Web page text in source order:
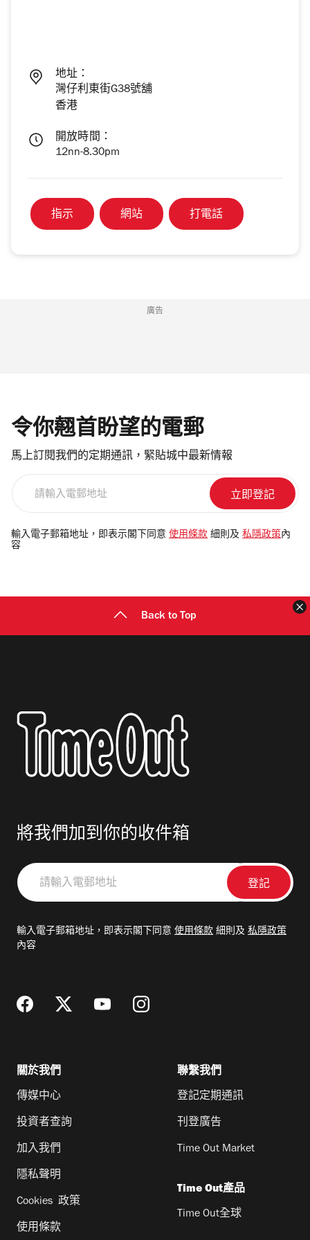
地址：
灣仔利東街G38號舖
香港
開放時間：
12nn-8.30pm
指示 網站 打電話
廣告
令你翹首盼望的電郵
馬上訂閱我們的定期通訊，緊貼城中最新情報
電
郵
輸入電子郵箱地址，即表示閣下同意 使用條款 細則及 私隱政策 內
容
Back to Top
將我們加到你的收件箱
請
輸
郵
輸入電子郵箱地址，即表示閣下同意 使用條款 細則及 私隱政策
內容
關於我們
傳媒中心
投資者查詢
加入我們
隱私聲明
Cookies 政策
使用條款
聯繫我們
登記定期通訊
刊登廣告
Time Out Market
Time Out產品
Time Out全球